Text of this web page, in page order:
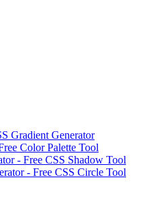
Gradient Generator
Color Palette Tool
- Free CSS Shadow Tool
- Free CSS Circle Tool